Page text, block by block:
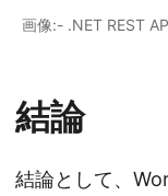
画像:- .NET REST
結論
結論として、